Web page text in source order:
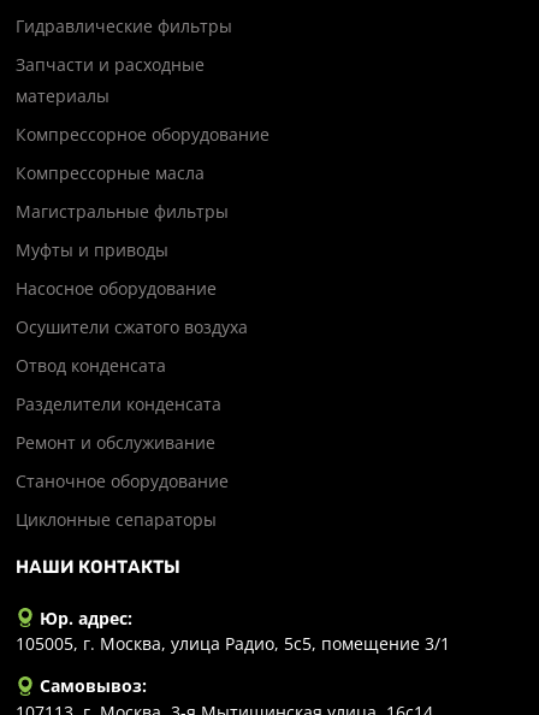
Гидравлические фильтры
Запчасти и расходные
материалы
Компрессорное оборудование
Компрессорные масла
Магистральные фильтры
Муфты и приводы
Насосное оборудование
Осушители сжатого воздуха
Отвод конденсата
Разделители конденсата
Ремонт и обслуживание
Станочное оборудование
Циклонные сепараторы
НАШИ КОНТАКТЫ
Юр. адрес:
105005, г. Москва, улица Радио, 5с5, помещение 3/1
Самовывоз: